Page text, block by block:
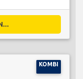
KOMBI